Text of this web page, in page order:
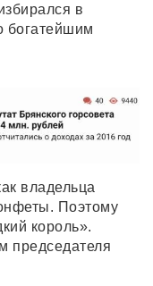
в
богатейшим
владельца
Поэтому
король».
председателя